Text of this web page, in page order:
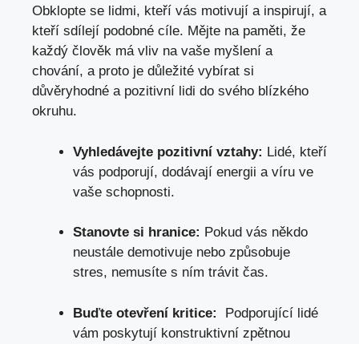
Obklopte ⁢se​ lidmi, kteří vás⁤ motivují a inspirují, a‌
kteří sdílejí⁣ podobné‌ cíle. Mějte na​ paměti,‍ že
každý člověk má vliv na⁣ vaše⁤ myšlení ⁢a
⁣chování, a proto je důležité vybírat si
důvěryhodné ​a pozitivní lidi ⁢do ‍svého blízkého
okruhu.
Vyhledávejte pozitivní ​vztahy: Lidé, kteří
vás​ podporují, ‍dodávají⁤ energii a víru ve
vaše ‍schopnosti.
Stanovte si hranice: Pokud⁣ vás někdo⁢
neustále demotivuje‌ nebo způsobuje‍
stres, nemusíte s ním trávit čas.
Buďte otevření kritice:
‍ Podporující ‍lidé
‌vám poskytují konstruktivní zpětnou